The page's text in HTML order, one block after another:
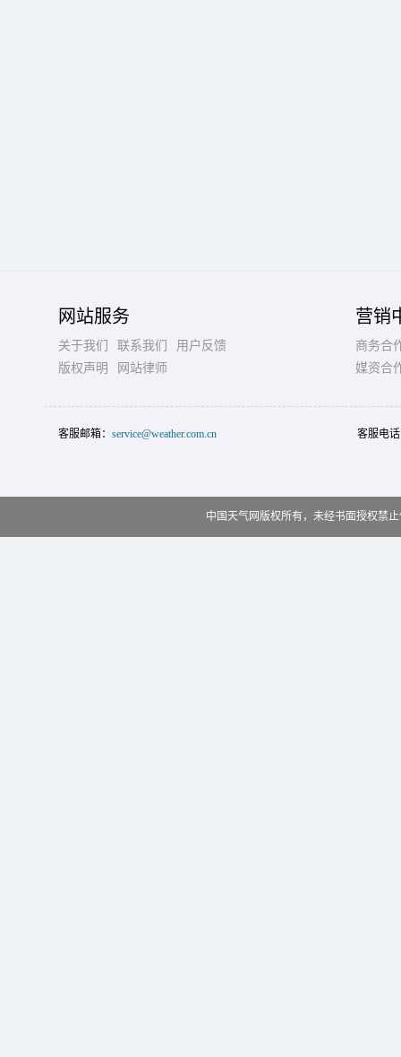
网站服务
关于我们 联系我们
用户反馈
版权声明
网站律师
营销
商务合
媒资合
客服邮箱： service@weather.com.cn 客服电
中国天气网版权所有，未经书面授权